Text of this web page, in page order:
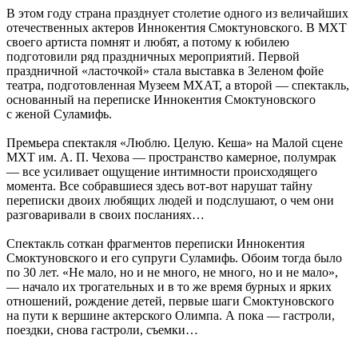
В этом году страна празднует столетие одного из величайших
отечественных актеров Иннокентия Смоктуновского. В МХТ
своего артиста помнят и любят, а потому к юбилею
подготовили ряд праздничных мероприятий. Первой
праздничной «ласточкой» стала выставка в Зеленом фойе
театра, подготовленная Музеем МХАТ, а второй — спектакль,
основанный на переписке Иннокентия Смоктуновского
с женой Суламифь.
Премьера спектакля «Люблю. Целую. Кеша» на Малой сцене
МХТ им. А. П. Чехова — пространство камерное, полумрак
— все усиливает ощущение интимности происходящего
момента. Все собравшиеся здесь вот-вот нарушат тайну
переписки двоих любящих людей и подслушают, о чем они
разговаривали в своих посланиях…
Спектакль соткан фрагментов переписки Иннокентия
Смоктуновского и его супруги Суламифь. Обоим тогда было
по 30 лет. «Не мало, но и не много, не много, но и не мало»,
— начало их трогательных и в то же время бурных и ярких
отношений, рождение детей, первые шаги Смоктуновского
на пути к вершине актерского Олимпа. А пока — гастроли,
поездки, снова гастроли, съемки…